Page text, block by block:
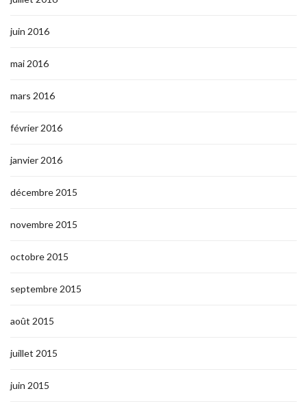
juin 2016
mai 2016
mars 2016
février 2016
janvier 2016
décembre 2015
novembre 2015
octobre 2015
septembre 2015
août 2015
juillet 2015
juin 2015